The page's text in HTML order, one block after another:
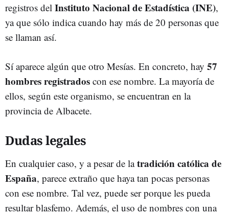
registros del Instituto Nacional de Estadística (INE),
ya que sólo indica cuando hay más de 20 personas que
se llaman así.
Sí aparece algún que otro Mesías. En concreto, hay 57
hombres registrados con ese nombre. La mayoría de
ellos, según este organismo, se encuentran en la
provincia de Albacete.
Dudas legales
En cualquier caso, y a pesar de latradición católica de
España, parece extraño que haya tan pocas personas
con ese nombre. Tal vez, puede ser porque les pueda
resultar blasfemo. Además, el uso de nombres con una